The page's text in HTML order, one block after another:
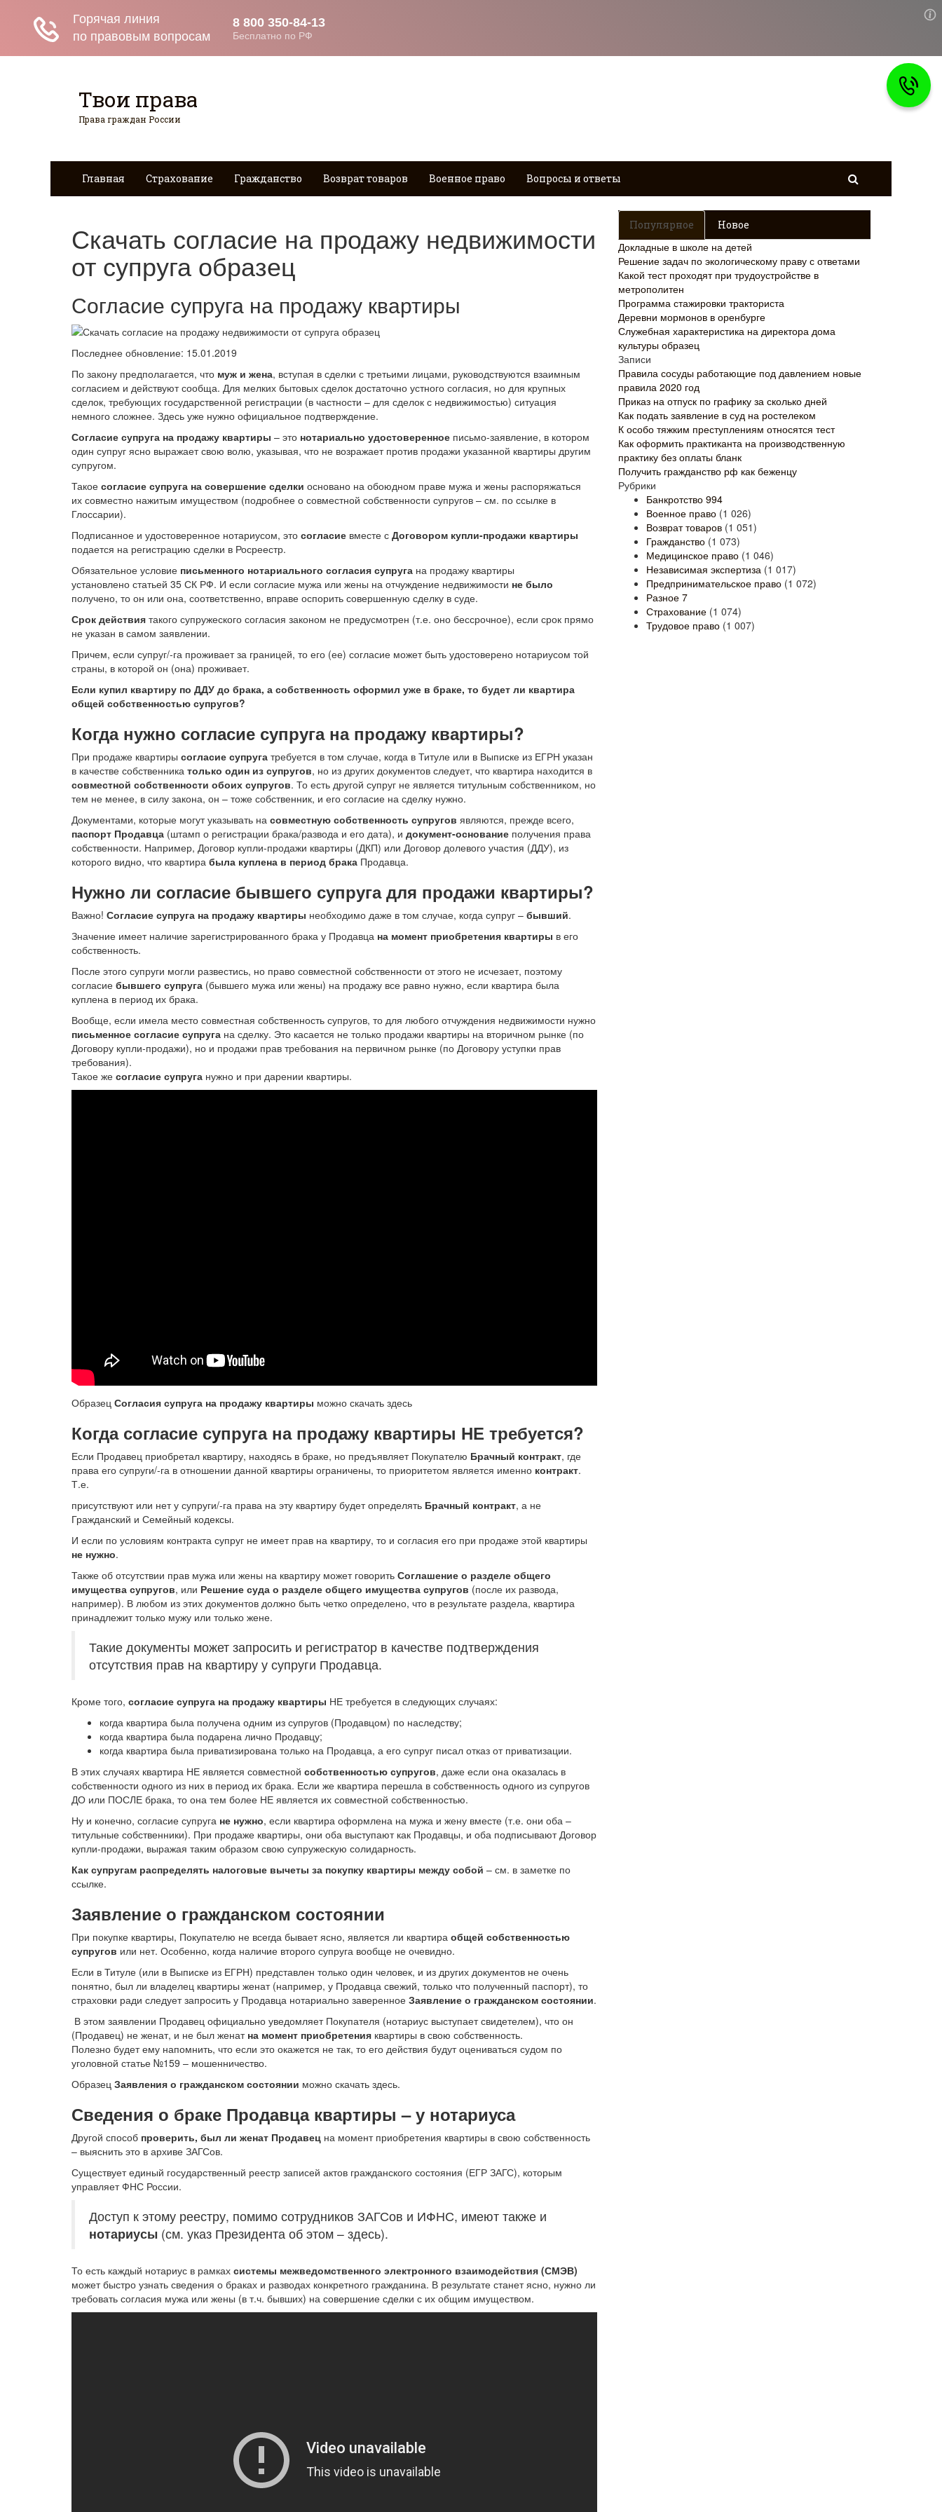
Твои права
Права граждан России
Главная Страхование Гражданство Возврат товаров Военное право Вопросы и ответы
Скачать согласие на продажу недвижимости
от супруга образец
Согласие супруга на продажу квартиры
Последнее обновление: 15.01.2019
По закону предполагается, что муж и жена, вступая в сделки с третьими лицами, руководствуются взаимным
согласием и действуют сообща. Для мелких бытовых сделок достаточно устного согласия, но для крупных
сделок, требующих государственной регистрации (в частности – для сделок с недвижимостью) ситуация
немного сложнее. Здесь уже нужно официальное подтверждение.
Согласие супруга на продажу квартиры – это нотариально удостоверенное письмо-заявление, в котором
один супруг ясно выражает свою волю, указывая, что не возражает против продажи указанной квартиры другим
супругом.
Такое согласие супруга на совершение сделки основано на обоюдном праве мужа и жены распоряжаться
их совместно нажитым имуществом (подробнее о совместной собственности супругов – см. по ссылке в
Глоссарии).
Подписанное и удостоверенное нотариусом, это согласие вместе с Договором купли-продажи квартиры
подается на регистрацию сделки в Росреестр.
Обязательное условие письменного нотариального согласия супруга на продажу квартиры
установлено статьей 35 СК РФ. И если согласие мужа или жены на отчуждение недвижимости не было
получено, то он или она, соответственно, вправе оспорить совершенную сделку в суде.
Срок действия такого супружеского согласия законом не предусмотрен (т.е. оно бессрочное), если срок прямо
не указан в самом заявлении.
Причем, если супруг/-га проживает за границей, то его (ее) согласие может быть удостоверено нотариусом той
страны, в которой он (она) проживает.
Если купил квартиру по ДДУ до брака, а собственность оформил уже в браке, то будет ли квартира
общей собственностью супругов?
Когда нужно согласие супруга на продажу квартиры?
При продаже квартиры согласие супруга требуется в том случае, когда в Титуле или в Выписке из ЕГРН указан
в качестве собственника только один из супругов, но из других документов следует, что квартира находится в
совместной собственности обоих супругов. То есть другой супруг не является титульным собственником, но
тем не менее, в силу закона, он – тоже собственник, и его согласие на сделку нужно.
Документами, которые могут указывать на совместную собственность супругов являются, прежде всего,
паспорт Продавца (штамп о регистрации брака/развода и его дата), и документ-основание получения права
собственности. Например, Договор купли-продажи квартиры (ДКП) или Договор долевого участия (ДДУ), из
которого видно, что квартира была куплена в период брака Продавца.
Нужно ли согласие бывшего супруга для продажи квартиры?
Важно! Согласие супруга на продажу квартиры необходимо даже в том случае, когда супруг – бывший.
Значение имеет наличие зарегистрированного брака у Продавца на момент приобретения квартиры в его
собственность.
После этого супруги могли развестись, но право совместной собственности от этого не исчезает, поэтому
согласие бывшего супруга (бывшего мужа или жены) на продажу все равно нужно, если квартира была
куплена в период их брака.
Вообще, если имела место совместная собственность супругов, то для любого отчуждения недвижимости нужно
письменное согласие супруга на сделку. Это касается не только продажи квартиры на вторичном рынке (по
Договору купли-продажи), но и продажи прав требования на первичном рынке (по Договору уступки прав
требования).
Такое же согласие супруга нужно и при дарении квартиры.
Образец Согласия супруга на продажу квартиры можно скачать здесь
Когда согласие супруга на продажу квартиры НЕ требуется?
Если Продавец приобретал квартиру, находясь в браке, но предъявляет Покупателю Брачный контракт, где
права его супруги/-га в отношении данной квартиры ограничены, то приоритетом является именно контракт.
Т.е.
присутствуют или нет у супруги/-га права на эту квартиру будет определять Брачный контракт, а не
Гражданский и Семейный кодексы.
И если по условиям контракта супруг не имеет прав на квартиру, то и согласия его при продаже этой квартиры
не нужно.
Также об отсутствии прав мужа или жены на квартиру может говорить Соглашение о разделе общего
имущества супругов, или Решение суда о разделе общего имущества супругов (после их развода,
например). В любом из этих документов должно быть четко определено, что в результате раздела, квартира
принадлежит только мужу или только жене.
Такие документы может запросить и регистратор в качестве подтверждения
отсутствия прав на квартиру у супруги Продавца.
Кроме того, согласие супруга на продажу квартиры НЕ требуется в следующих случаях:
когда квартира была получена одним из супругов (Продавцом) по наследству;
когда квартира была подарена лично Продавцу;
когда квартира была приватизирована только на Продавца, а его супруг писал отказ от приватизации.
В этих случаях квартира НЕ является совместной собственностью супругов, даже если она оказалась в
собственности одного из них в период их брака. Если же квартира перешла в собственность одного из супругов
ДО или ПОСЛЕ брака, то она тем более НЕ является их совместной собственностью.
Ну и конечно, согласие супруга не нужно, если квартира оформлена на мужа и жену вместе (т.е. они оба –
титульные собственники). При продаже квартиры, они оба выступают как Продавцы, и оба подписывают Договор
купли-продажи, выражая таким образом свою супружескую солидарность.
Как супругам распределять налоговые вычеты за покупку квартиры между собой – см. в заметке по
ссылке.
Заявление о гражданском состоянии
При покупке квартиры, Покупателю не всегда бывает ясно, является ли квартира общей собственностью
супругов или нет. Особенно, когда наличие второго супруга вообще не очевидно.
Если в Титуле (или в Выписке из ЕГРН) представлен только один человек, и из других документов не очень
понятно, был ли владелец квартиры женат (например, у Продавца свежий, только что полученный паспорт), то
страховки ради следует запросить у Продавца нотариально заверенное Заявление о гражданском состоянии.
В этом заявлении Продавец официально уведомляет Покупателя (нотариус выступает свидетелем), что он
(Продавец) не женат, и не был женат на момент приобретения квартиры в свою собственность.
Полезно будет ему напомнить, что если это окажется не так, то его действия будут оцениваться судом по
уголовной статье №159 – мошенничество.
Образец Заявления о гражданском состоянии можно скачать здесь.
Сведения о браке Продавца квартиры – у нотариуса
Другой способ проверить, был ли женат Продавец на момент приобретения квартиры в свою собственность
– выяснить это в архиве ЗАГСов.
Существует единый государственный реестр записей актов гражданского состояния (ЕГР ЗАГС), которым
управляет ФНС России.
Доступ к этому реестру, помимо сотрудников ЗАГСов и ИФНС, имеют также и
нотариусы (см. указ Президента об этом – здесь).
То есть каждый нотариус в рамках системы межведомственного электронного взаимодействия (СМЭВ)
может быстро узнать сведения о браках и разводах конкретного гражданина. В результате станет ясно, нужно ли
требовать согласия мужа или жены (в т.ч. бывших) на совершение сделки с их общим имуществом.
Популярное Новое
Докладные в школе на детей
Решение задач по экологическому праву с ответами
Какой тест проходят при трудоустройстве в
метрополитен
Программа стажировки тракториста
Деревни мормонов в оренбурге
Служебная характеристика на директора дома
культуры образец
Записи
Правила сосуды работающие под давлением новые
правила 2020 год
Приказ на отпуск по графику за сколько дней
Как подать заявление в суд на ростелеком
К особо тяжким преступлениям относятся тест
Как оформить практиканта на производственную
практику без оплаты бланк
Получить гражданство рф как беженцу
Рубрики
Банкротство 994
Военное право (1 026)
Возврат товаров (1 051)
Гражданство (1 073)
Медицинское право (1 046)
Независимая экспертиза (1 017)
Предпринимательское право (1 072)
Разное 7
Страхование (1 074)
Трудовое право (1 007)